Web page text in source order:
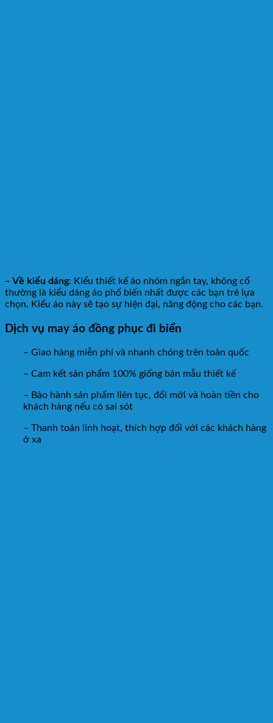
– Về kiểu dáng: Kiểu thiết kế áo nhóm ngắn tay, không cổ
thường là kiểu dáng áo phổ biến nhất được các bạn trẻ lựa
chọn. Kiểu áo này sẽ tạo sự hiện đại, năng động cho các bạn.
Dịch vụ may áo đồng phục đi biển
– Giao hàng miễn phí và nhanh chóng trên toàn quốc
– Cam kết sản phẩm 100% giống bản mẫu thiết kế
– Bảo hành sản phẩm liên tục, đổi mới và hoàn tiền cho
khách hàng nếu có sai sót
– Thanh toán linh hoạt, thích hợp đối với các khách hàng
ở xa